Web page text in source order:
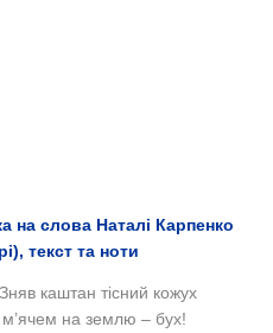
на слова Наталі Карпенко
текст та ноти
Зняв каштан тісний кожух
м’ячем на землю – бух!